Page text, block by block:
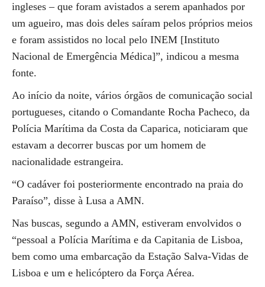
ingleses – que foram avistados a serem apanhados por
um agueiro, mas dois deles saíram pelos próprios meios
e foram assistidos no local pelo INEM [Instituto
Nacional de Emergência Médica]”, indicou a mesma
fonte.
Ao início da noite, vários órgãos de comunicação social
portugueses, citando o Comandante Rocha Pacheco, da
Polícia Marítima da Costa da Caparica, noticiaram que
estavam a decorrer buscas por um homem de
nacionalidade estrangeira.
“O cadáver foi posteriormente encontrado na praia do
Paraíso”, disse à Lusa a AMN.
Nas buscas, segundo a AMN, estiveram envolvidos o
“pessoal a Polícia Marítima e da Capitania de Lisboa,
bem como uma embarcação da Estação Salva-Vidas de
Lisboa e um e helicóptero da Força Aérea.